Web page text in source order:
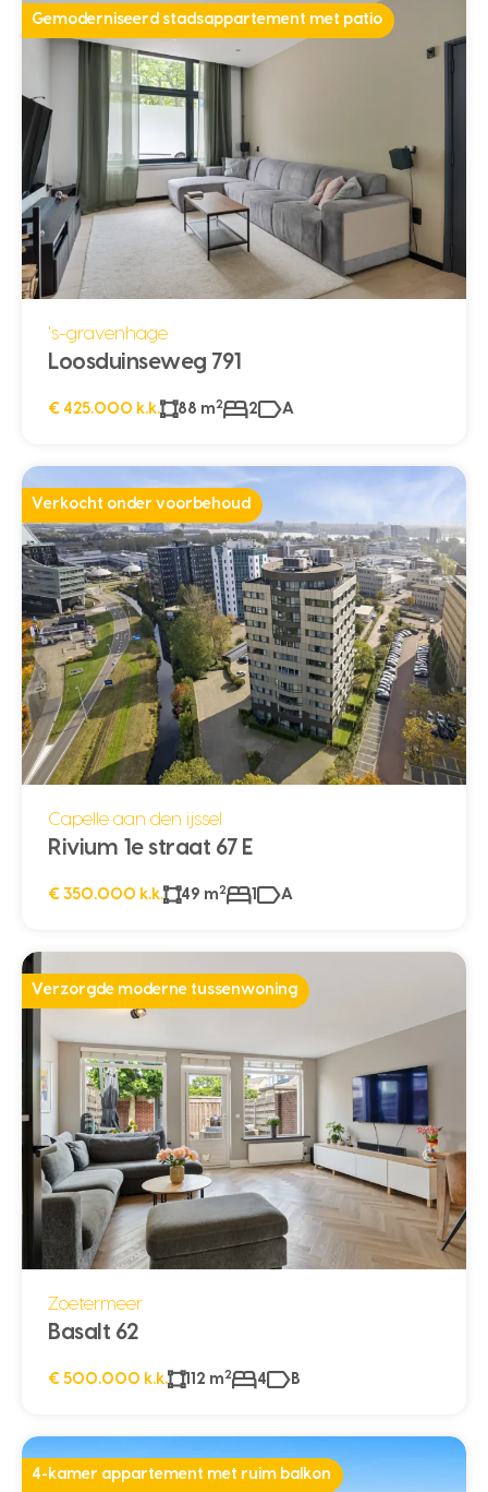
Gemoderniseerd stadsappartement met patio
's-gravenhage
Loosduinseweg 791
€ 425.000 k.k. 88 m2 2 A
Verkocht onder voorbehoud
Capelle aan den ijssel
Rivium 1e straat 67 E
€ 350.000 k.k. 49 m2 1 A
Verzorgde moderne tussenwoning
Zoetermeer
Basalt 62
€ 500.000 k.k. 112 m2 4 B
4-kamer appartement met ruim balkon